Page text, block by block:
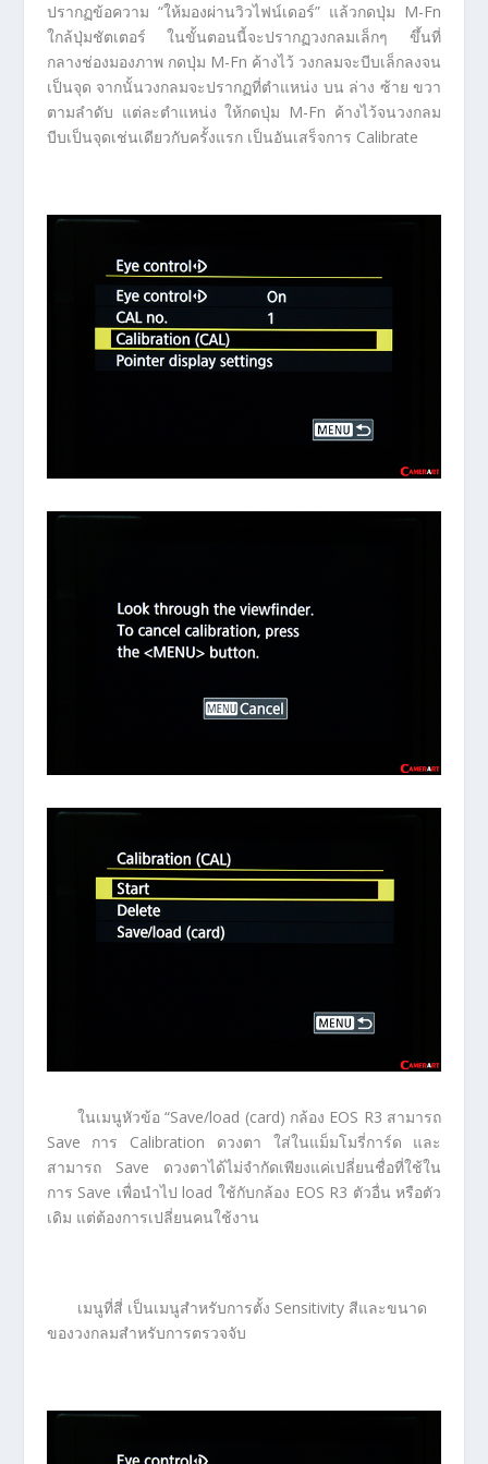
ปรากฏข้อความ “ให้มองผ่านวิวไฟน์เดอร์” แล้วกดปุ่ม M-Fn
ใกล้ปุ่มชัตเตอร์ ในขั้นตอนนี้จะปรากฏวงกลมเล็กๆ ขึ้นที่
กลางช่องมองภาพ กดปุ่ม M-Fn ค้างไว้ วงกลมจะบีบเล็กลงจน
เป็นจุด จากนั้นวงกลมจะปรากฏที่ตำแหน่ง บน ล่าง ซ้าย ขวา
ตามลำดับ แต่ละตำแหน่ง ให้กดปุ่ม M-Fn ค้างไว้จนวงกลม
บีบเป็นจุดเช่นเดียวกับครั้งแรก เป็นอันเสร็จการ Calibrate
ในเมนูหัวข้อ “Save/load (card) กล้อง EOS R3 สามารถ
Save การ Calibration ดวงตา ใส่ในแม็มโมรี่การ์ด และ
สามารถ Save ดวงตาได้ไม่จำกัดเพียงแค่เปลี่ยนชื่อที่ใช้ใน
การ Save เพื่อนำไป load ใช้กับกล้อง EOS R3 ตัวอื่น หรือตัว
เดิม แต่ต้องการเปลี่ยนคนใช้งาน
เมนูที่สี่ เป็นเมนูสำหรับการตั้ง Sensitivity สีและขนาด
ของวงกลมสำหรับการตรวจจับ